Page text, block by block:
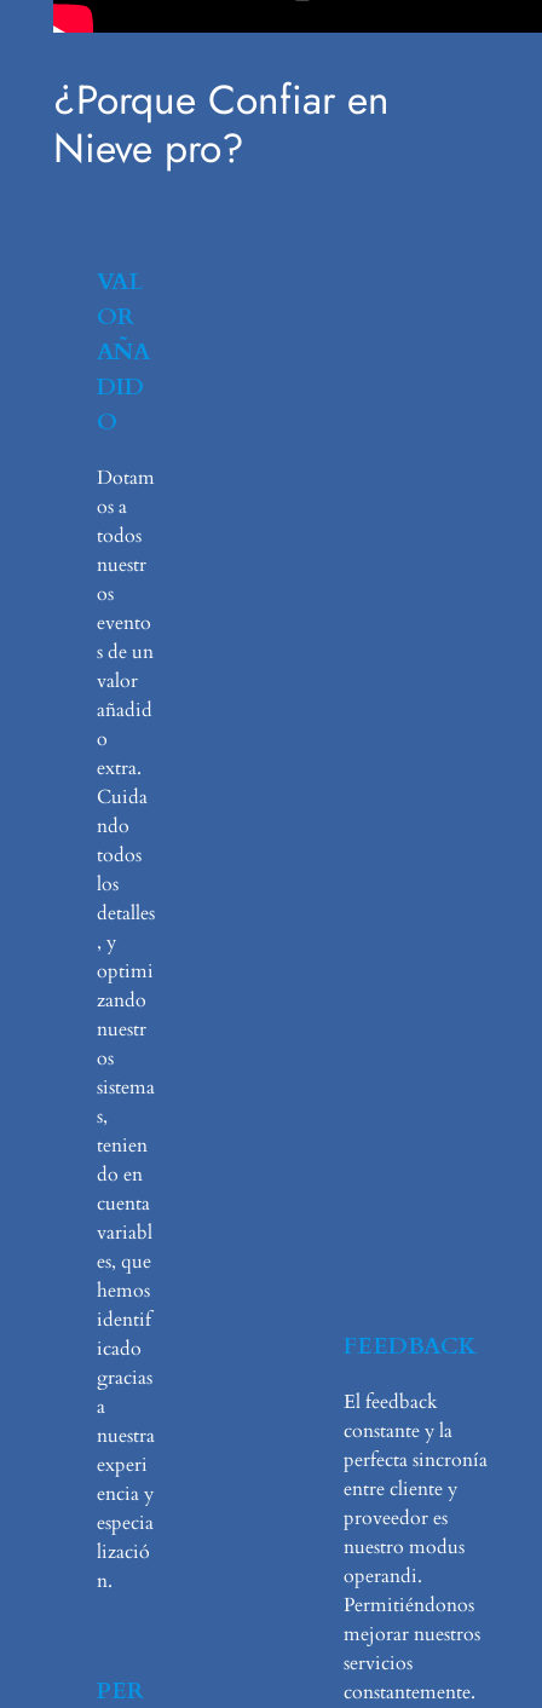
¿Porque Confiar en
Nieve pro?
VAL
OR
AÑA
DID
O
Dotam
os a
todos
nuestr
os
evento
s de un
valor
añadid
o
extra.
Cuida
ndo
todos
los
detalles
, y
optimi
zando
nuestr
os
sistema
s,
tenien
do en
cuenta
variabl
es, que
hemos
identif
icado
gracias
a
nuestra
experi
encia y
especia
lizació
n.
PER
FEEDBACK
El feedback
constante y la
perfecta sincronía
entre cliente y
proveedor es
nuestro modus
operandi.
Permitiéndonos
mejorar nuestros
servicios
constantemente.